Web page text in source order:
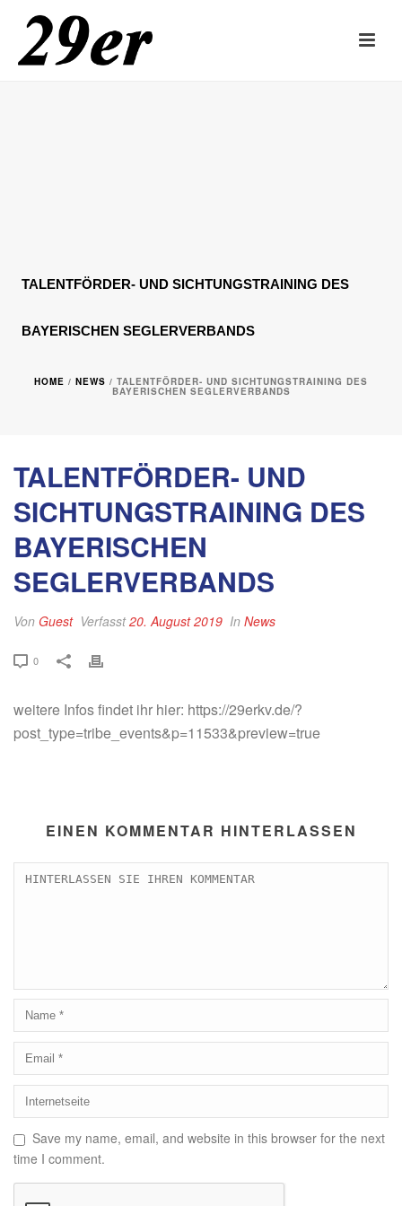
TALENTFÖRDER- UND SICHTUNGSTRAINING DES
BAYERISCHEN SEGLERVERBANDS
HOME / NEWS / TALENTFÖRDER- UND SICHTUNGSTRAINING DES
BAYERISCHEN SEGLERVERBANDS
TALENTFÖRDER- UND
SICHTUNGSTRAINING DES
BAYERISCHEN
SEGLERVERBANDS
Von Guest Verfasst20. August 2019 In News
0
weitere Infos findet ihr hier: https://29erkv.de/?
post_type=tribe_events&p=11533&preview=true
EINEN KOMMENTAR HINTERLASSEN
Save my name, email, and website in this browser for the next
time I comment.